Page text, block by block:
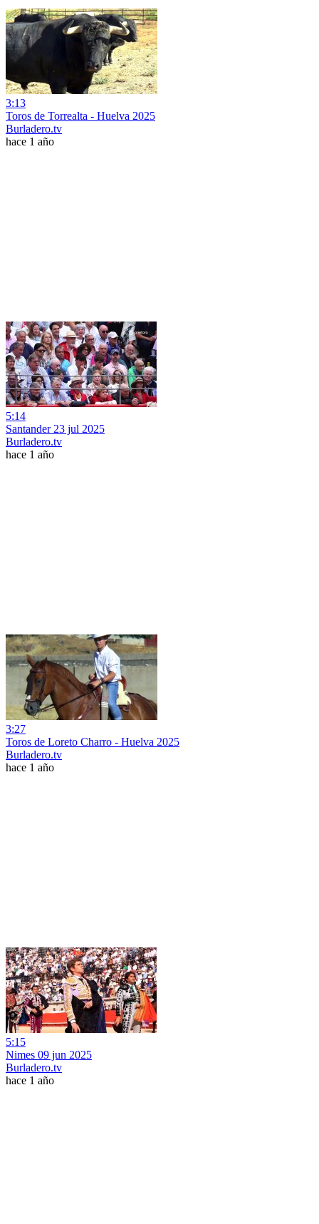
3:13
Toros de Torrealta - Huelva 2025
Burladero.tv
hace 1 año
5:14
Santander 23 jul 2025
Burladero.tv
hace 1 año
3:27
Toros de Loreto Charro - Huelva 2025
Burladero.tv
hace 1 año
5:15
Nimes 09 jun 2025
Burladero.tv
hace 1 año